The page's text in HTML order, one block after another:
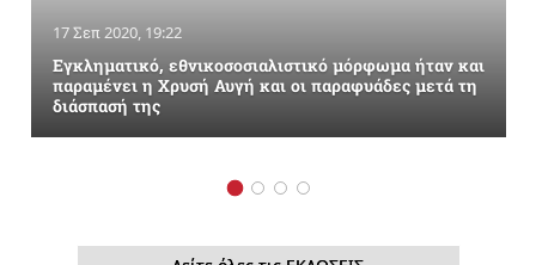
17 Σεπ 2020, 19:22
Εγκληματικό, εθνικοσοσιαλιστικό μόρφωμα ήταν και
παραμένει η Χρυσή Αυγή και οι παραφυάδες μετά τη
διάσπασή της